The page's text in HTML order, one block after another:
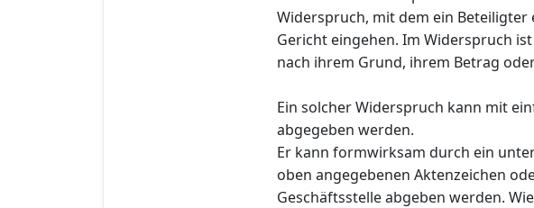
Widerspruch, mit dem ein
Gericht eingehen. Im Widerspruch
nach ihrem Grund, ihrem Betrag
Ein solcher Widerspruch kann mit
abgegeben werden.
Er kann formwirksam durch ein
oben angegebenen Aktenzeichen
Geschäftsstelle abgeben werden.